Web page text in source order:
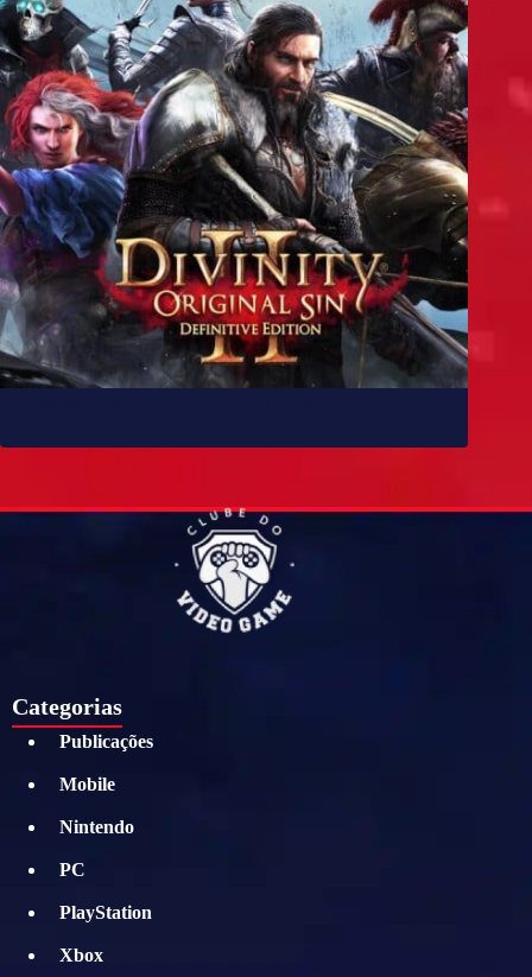
Categorias
Publicações
Mobile
Nintendo
PC
PlayStation
Xbox